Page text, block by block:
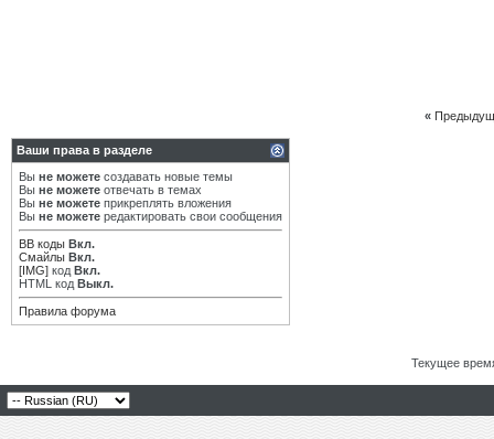
«
Ваши права в разделе
Вы не можете создавать новые темы
Вы не можете отвечать в темах
Вы не можете прикреплять вложения
Вы не можете редактировать свои сообщения
BB коды Вкл.
Смайлы Вкл.
[IMG] код Вкл.
HTML код Выкл.
Правила форума
Текущее